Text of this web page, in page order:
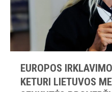
EUROPOS
KETURI LIETUVOS